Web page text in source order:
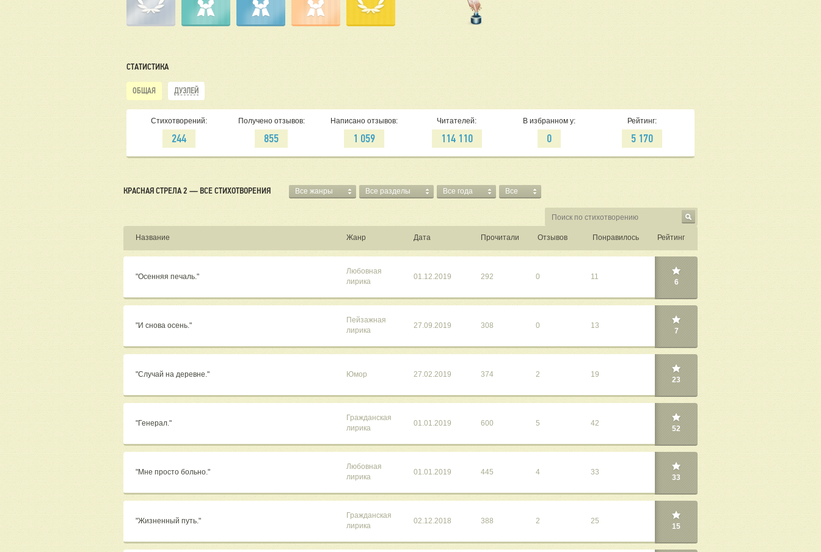
СТАТИСТИКА
ОБЩАЯ ДУЭЛЕЙ
Стихотворений:
244
Получено отзывов:
855
Написано отзывов:
1 059
Читателей:
114 110
В избранном у:
0
Рейтинг:
5 170
КРАСНАЯ СТРЕЛА 2 — ВСЕ СТИХОТВОРЕНИЯ Все жанры Все разделы Все года Все
Название Жанр Дата Прочитали Отзывов Понравилось Рейтинг
"Осенняя печаль."
Любовная
лирика
01.12.2019 292 0 11
6
"И снова осень."
Пейзажная
лирика
27.09.2019 308 0 13
7
"Случай на деревне." Юмор 27.02.2019 374 2 19
23
"Генерал."
Гражданская
лирика
01.01.2019 600 5 42
52
"Мне просто больно."
Любовная
лирика
01.01.2019 445 4 33
33
"Жизненный путь."
Гражданская
лирика
02.12.2018 388 2 25
15